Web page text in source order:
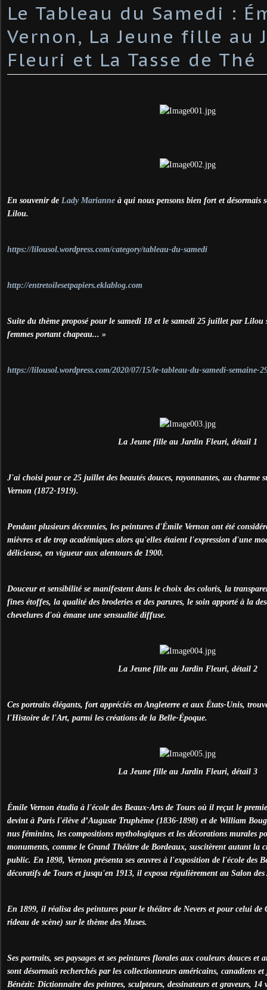
Le Tableau du Samedi :
Vernon, La Jeune fille au
Fleuri et La Tasse de Thé
En souvenir de Lady Marianne à qui nous pensons bien fort et désormais
Lilou.
https://lilousol.wordpress.com/category/tableau-du-samedi
http://entretoilesetpapiers.eklablog.com
Suite du thème proposé pour le samedi 18 et le samedi 25 juillet par Lilou
femmes portant chapeau... »
https://lilousol.wordpress.com/2020/07/15/le-tableau-du-samedi-semaine-
La Jeune fille au Jardin Fleuri, détail 1
J'ai choisi pour ce 25 juillet des beautés douces, rayonnantes, au charme
Vernon (1872-1919).
Pendant plusieurs décennies, les peintures d'Émile Vernon ont été
mièvres et de trop académiques alors qu'elles étaient l'expression d'une
délicieuse, en vigueur aux alentours de 1900.
Douceur et sensibilité se manifestent dans le choix des coloris, la
fines étoffes, la qualité des broderies et des parures, le soin apporté à la
chevelures d'où émane une sensualité diffuse.
La Jeune fille au Jardin Fleuri, détail 2
Ces portraits élégants, fort appréciés en Angleterre et aux États-Unis,
l'Histoire de l'Art, parmi les créations de la Belle-Époque.
La Jeune fille au Jardin Fleuri, détail 3
Émile Vernon étudia à l'école des Beaux-Arts de Tours où il reçut le
devint à Paris l'élève d’Auguste Truphème (1836-1898) et de William
nus féminins, les compositions mythologiques et les décorations murales
monuments, comme le Grand Théâtre de Bordeaux, suscitèrent autant la
public. En 1898, Vernon présenta ses œuvres à l'exposition de l'école des
décoratifs de Tours et jusqu'en 1913, il exposa régulièrement au Salon
En 1899, il réalisa des peintures pour le théâtre de Nevers et pour celui
rideau de scène) sur le thème des Muses.
Ses portraits, ses paysages et ses peintures florales aux couleurs douces et
sont désormais recherchés par les collectionneurs américains, canadiens
Bénézit: Dictionnaire des peintres, sculpteurs, dessinateurs et graveurs,